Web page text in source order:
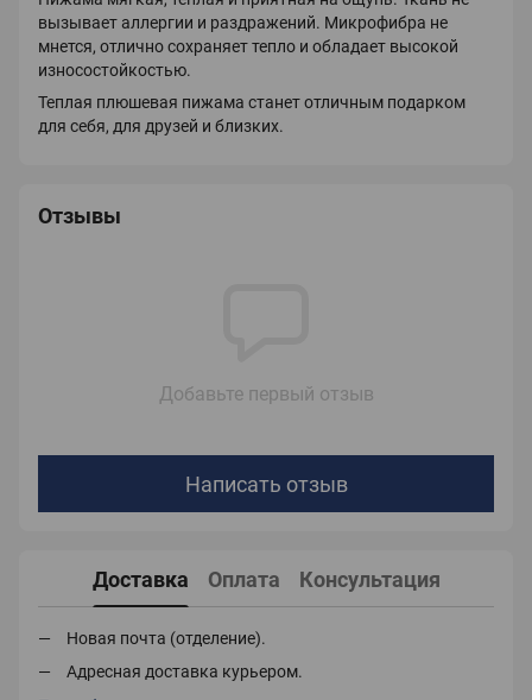
вызывает аллергии и раздражений. Микрофибра не
мнется, отлично сохраняет тепло и обладает высокой
износостойкостью.
Теплая плюшевая пижама станет отличным подарком
для себя, для друзей и близких.
Отзывы
Добавьте первый отзыв
Написать отзыв
Доставка Оплата Консультация
Новая почта (отделение).
Адресная доставка курьером.